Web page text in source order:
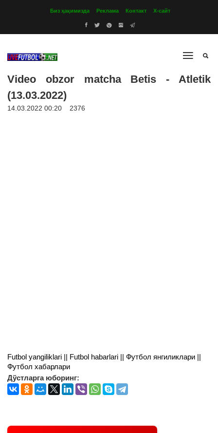
Биз ҳақимизда Реклама Контакт Х-сайт
Video obzor matcha Betis - Atletik
(13.03.2022)
14.03.2022 00:20 2376
Futbol yangiliklari || Futbol habarlari || Футбол янгиликлари ||
Футбол хабарлари
Дўстларга юборинг: